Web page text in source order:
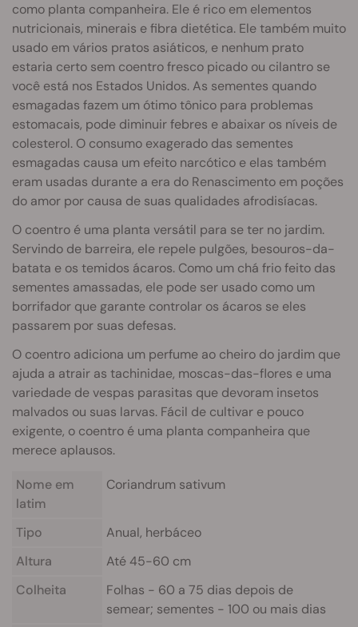
como planta companheira. Ele é rico em elementos
nutricionais, minerais e fibra dietética. Ele também muito
usado em vários pratos asiáticos, e nenhum prato
estaria certo sem coentro fresco picado ou cilantro se
você está nos Estados Unidos. As sementes quando
esmagadas fazem um ótimo tônico para problemas
estomacais, pode diminuir febres e abaixar os níveis de
colesterol. O consumo exagerado das sementes
esmagadas causa um efeito narcótico e elas também
eram usadas durante a era do Renascimento em poções
do amor por causa de suas qualidades afrodisíacas.
O coentro é uma planta versátil para se ter no jardim.
Servindo de barreira, ele repele pulgões, besouros-da-
batata e os temidos ácaros. Como um chá frio feito das
sementes amassadas, ele pode ser usado como um
borrifador que garante controlar os ácaros se eles
passarem por suas defesas.
O coentro adiciona um perfume ao cheiro do jardim que
ajuda a atrair as tachinidae, moscas-das-flores e uma
variedade de vespas parasitas que devoram insetos
malvados ou suas larvas. Fácil de cultivar e pouco
exigente, o coentro é uma planta companheira que
merece aplausos.
Nome em
latim
Coriandrum sativum
Tipo
Anual, herbáceo
Altura
Até 45-60 cm
Colheita
Folhas - 60 a 75 dias depois de
semear; sementes - 100 ou mais dias